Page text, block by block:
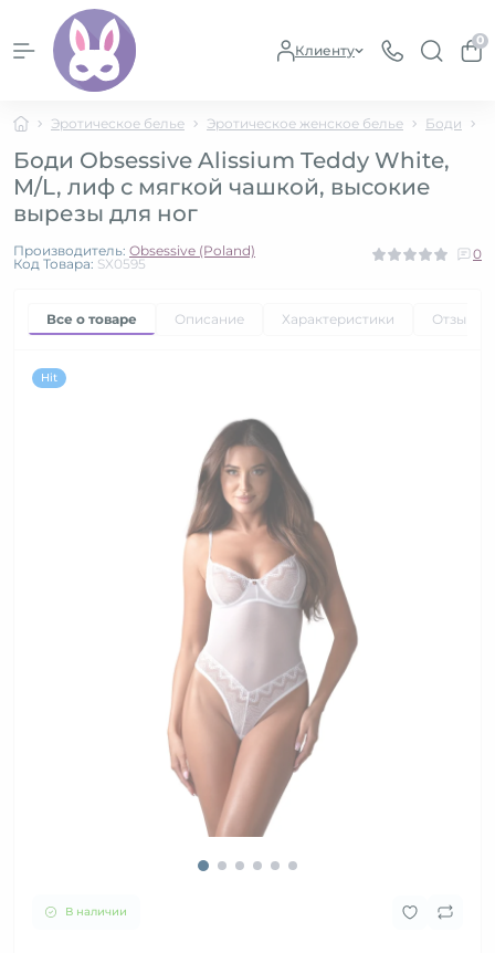
Клиенту
0
Эротическое белье Эротическое женское белье Боди
Боди Obsessive Alissium Teddy White,
M/L, лиф с мягкой чашкой, высокие
вырезы для ног
Производитель: Obsessive (Poland)
Код Товара: SX0595
0
Все о товаре Описание Характеристики Отзывы
Hit
В наличии